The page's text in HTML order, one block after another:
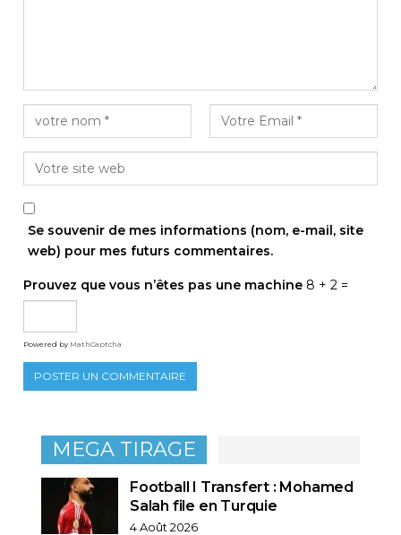
Se souvenir de mes informations (nom, e-mail, site
web) pour mes futurs commentaires.
Prouvez que vous n’êtes pas une machine 8 + 2 =
Powered by MathCaptcha
MEGA TIRAGE
Football I Transfert : Mohamed
Salah file en Turquie
4 Août 2026